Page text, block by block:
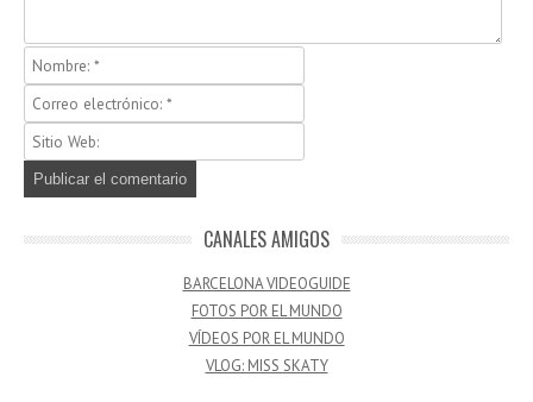
CANALES AMIGOS
BARCELONA VIDEOGUIDE
FOTOS POR EL MUNDO
VÍDEOS POR EL MUNDO
VLOG: MISS SKATY